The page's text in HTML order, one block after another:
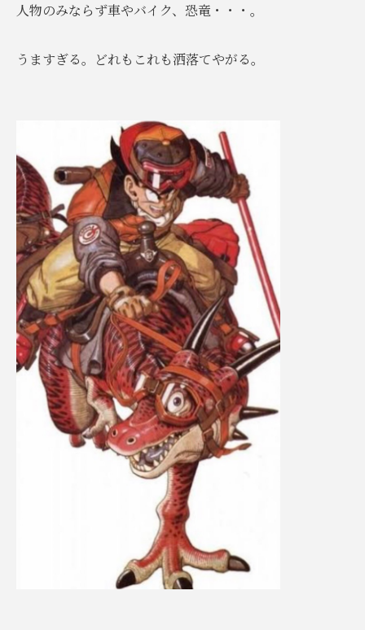
人物のみならず車やバイク、恐竜・・・。
うますぎる。どれもこれも洒落てやがる。